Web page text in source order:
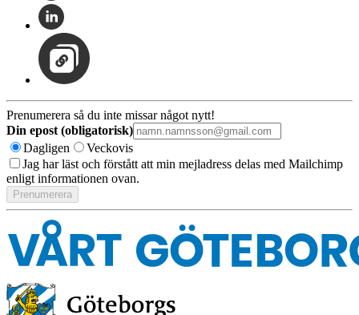
Prenumerera så du inte missar något nytt!
Din epost (obligatorisk)
Dagligen
Veckovis
Jag har läst och förstått att min mejladress delas med Mailchimp
enligt informationen ovan.